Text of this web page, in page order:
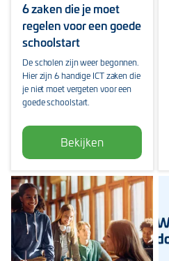
6 zaken die je moet
regelen voor een goede
schoolstart
De scholen zijn weer begonnen.
Hier zijn 6 handige ICT zaken die
je niet moet vergeten voor een
goede schoolstart.
Bekijken